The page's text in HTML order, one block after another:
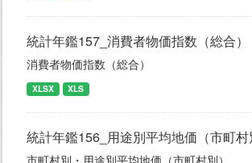
統計年鑑157_消費者物価指数（総合）
消費者物価指数（総合）
XLSX XLS
統計年鑑156_用途別平均地価（市町村